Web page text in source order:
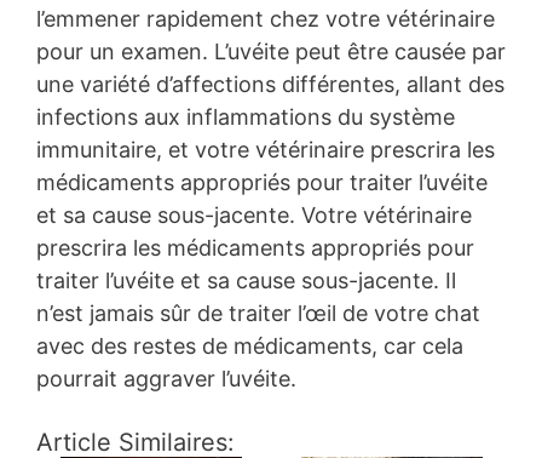
l’emmener rapidement chez votre vétérinaire
pour un examen. L’uvéite peut être causée par
une variété d’affections différentes, allant des
infections aux inflammations du système
immunitaire, et votre vétérinaire prescrira les
médicaments appropriés pour traiter l’uvéite
et sa cause sous-jacente. Votre vétérinaire
prescrira les médicaments appropriés pour
traiter l’uvéite et sa cause sous-jacente. Il
n’est jamais sûr de traiter l’œil de votre chat
avec des restes de médicaments, car cela
pourrait aggraver l’uvéite.
Article Similaires: